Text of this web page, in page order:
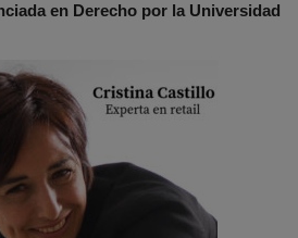
en Derecho por la Universidad